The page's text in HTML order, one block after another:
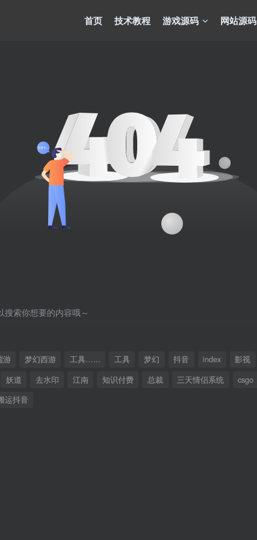
首页 技术教程 游戏源码 网站源码
搜索你想要的内容哦～
游 梦幻西游 工具…... 工具 梦幻 抖音 index 影视
妖道 去水印 江南 知识付费 总裁 三天情侣系统 csgo
运抖音